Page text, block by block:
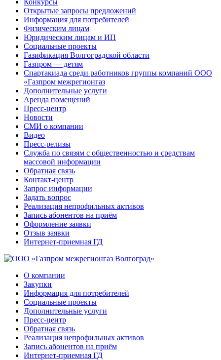
Конкурсы
Открытые запросы предложений
Информация для потребителей
Физическим лицам
Юридическим лицам и ИП
Социальные проекты
Газификация Волгоградской области
Газпром — детям
Спартакиада среди работников группы компаний ООО
«Газпром межрегионгаз
Дополнительные услуги
Аренда помещений
Пресс-центр
Новости
СМИ о компании
Видео
Пресс-релизы
Служба по связям с общественностью и средствам
массовой информации
Обратная связь
Контакт-центр
Запрос информации
Задать вопрос
Реализация непрофильных активов
Запись абонентов на приём
Оформление заявки
Отзыв заявки
Интернет-приемная ГД
О компании
Закупки
Информация для потребителей
Социальные проекты
Дополнительные услуги
Пресс-центр
Обратная связь
Реализация непрофильных активов
Запись абонентов на приём
Интернет-приемная ГД